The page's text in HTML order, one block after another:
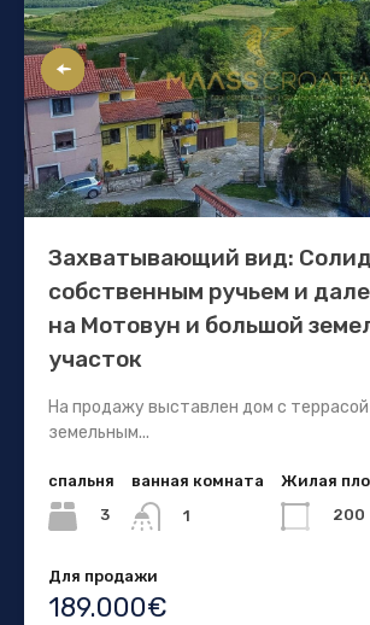
Захватывающий вид:
собственным ручьем и
на Мотовун и большой
участок
На продажу выставлен дом с
земельным...
спальня
3
ванная комната
1
Жилая
200
Для продажи
189.000€